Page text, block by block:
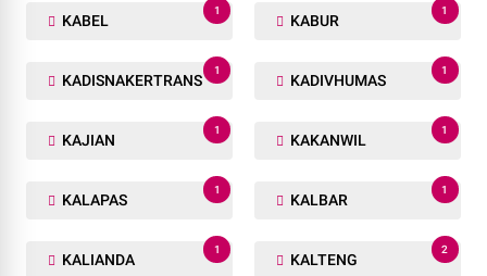
KABEL
1
KABUR
1
KADISNAKERTRANS
1
KADIVHUMAS
1
KAJIAN
1
KAKANWIL
1
KALAPAS
1
KALBAR
1
KALIANDA
1
KALTENG
2